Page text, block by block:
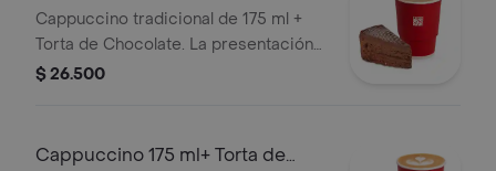
Chocolate
Cappuccino tradicional de 175 ml +
Torta de Chocolate. La presentación
del Cappuccino puede variar
transporte para pedidos a domicilio.
$ 26.500
Cappuccino 175 ml+ Torta de